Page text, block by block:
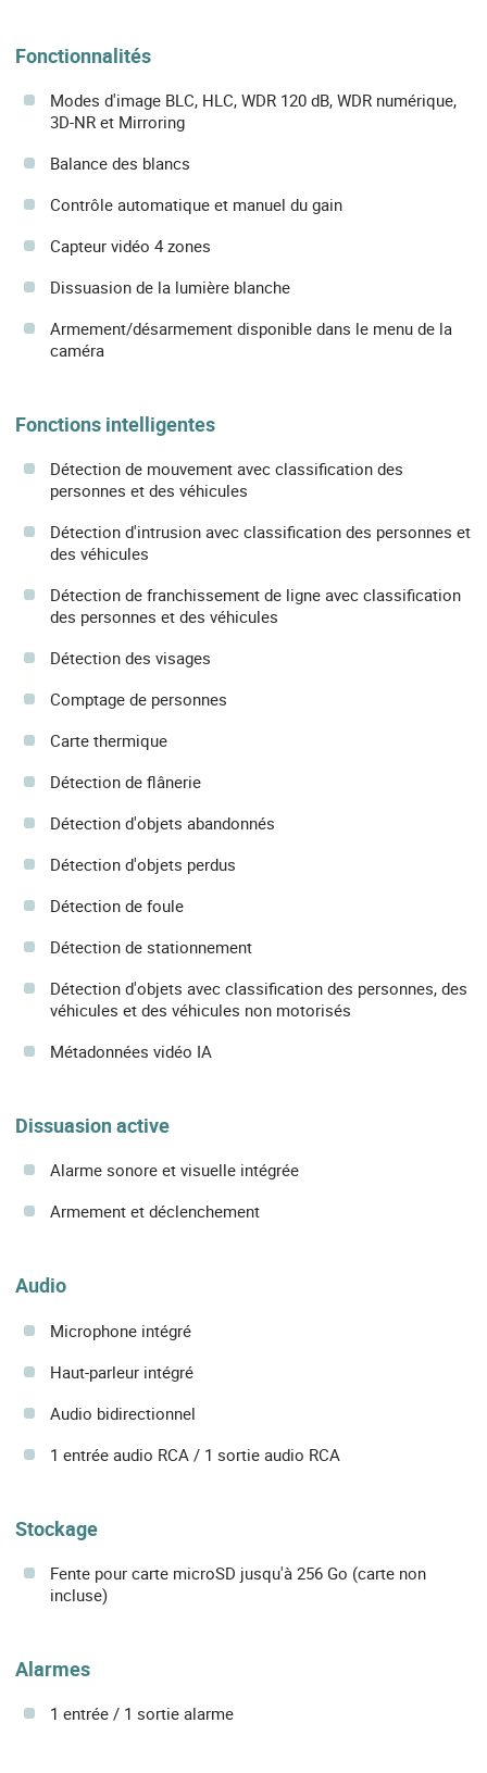
Fonctionnalités
Modes d'image BLC, HLC, WDR 120 dB, WDR numérique,
3D-NR et Mirroring
Balance des blancs
Contrôle automatique et manuel du gain
Capteur vidéo 4 zones
Dissuasion de la lumière blanche
Armement/désarmement disponible dans le menu de la
caméra
Fonctions intelligentes
Détection de mouvement avec classification des
personnes et des véhicules
Détection d'intrusion avec classification des personnes et
des véhicules
Détection de franchissement de ligne avec classification
des personnes et des véhicules
Détection des visages
Comptage de personnes
Carte thermique
Détection de flânerie
Détection d'objets abandonnés
Détection d'objets perdus
Détection de foule
Détection de stationnement
Détection d'objets avec classification des personnes, des
véhicules et des véhicules non motorisés
Métadonnées vidéo IA
Dissuasion active
Alarme sonore et visuelle intégrée
Armement et déclenchement
Audio
Microphone intégré
Haut-parleur intégré
Audio bidirectionnel
1 entrée audio RCA / 1 sortie audio RCA
Stockage
Fente pour carte microSD jusqu'à 256 Go (carte non
incluse)
Alarmes
1 entrée / 1 sortie alarme